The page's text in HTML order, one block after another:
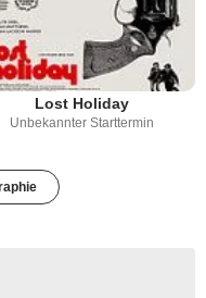
Lost Holiday
Unbekannter Starttermin